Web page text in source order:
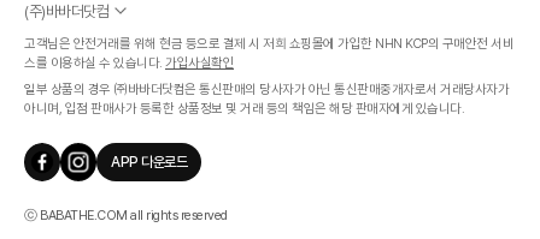
(주)바바더닷컴
서울특별시 서초구 신반포로 339, 논현빌딩 (대표이사 : 문인식)
사업자 등록번호 569-86-01308
통신판매업신고번호 제 2019 - 서울 서초 - 1268호
개인정보관리책임자 : 김효영
인증범위
온라인 쇼핑몰 서비스(바바더닷컴)
유효기간
2024.07.17 ~ 2027.07.16
고객님은 안전거래를 위해 현금 등으로 결제 시 저희 쇼핑몰에 가입한 NHN KCP의 구매안전 서비
스를 이용하실 수 있습니다. 가입사실확인
일부 상품의 경우 ㈜바바더닷컴은 통신판매의 당사자가 아닌 통신판매중개자로서 거래당사자가
아니며, 입점 판매사가 등록한 상품정보 및 거래 등의 책임은 해당 판매자에게 있습니다.
APP 다운로드
ⓒ BABATHE.COM all rights reserved